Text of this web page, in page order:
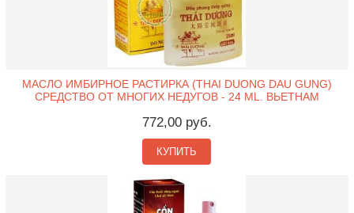
МАСЛО ИМБИРНОЕ РАСТИРКА (THAI DUONG DAU GUNG)
СРЕДСТВО ОТ МНОГИХ НЕДУГОВ - 24 ML. ВЬЕТНАМ
772,00 руб.
КУПИТЬ